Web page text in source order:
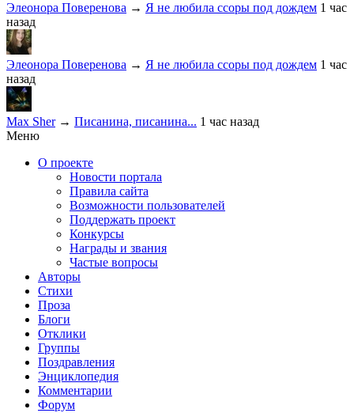
Элеонора Поверенова → Я не любила ссоры под дождем 1 час
назад
Элеонора Поверенова → Я не любила ссоры под дождем 1 час
назад
Max Sher→ Писанина, писанина... 1 час назад
Меню
О проекте
Новости портала
Правила сайта
Возможности пользователей
Поддержать проект
Конкурсы
Награды и звания
Частые вопросы
Авторы
Стихи
Проза
Блоги
Отклики
Группы
Поздравления
Энциклопедия
Комментарии
Форум